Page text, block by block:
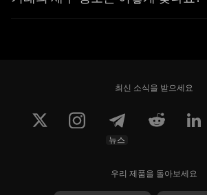
최신 소식을 받으세요
뉴스
우리 제품을 돌아보세요